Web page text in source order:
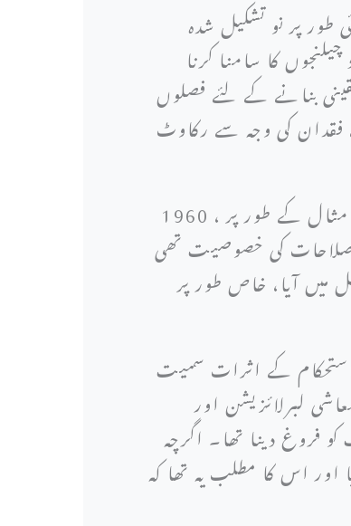
طور پر نو تشکیل شدہ
کا سامنا کرنا
بنانے کے لئے فصلوں
فقدان کی وجہ سے رکاوٹ
ان دہائیوں کے دوران پاکستان کی معیشت نے ترقی اور مشکلات دونوں کے ادوار کا مظاہرہ کیا۔ مثال کے طور پر ، 1960
اصلاحات کی خصوصیت تھی
میں آیا، خاص طور پر
کے اثرات سمیت
کیا۔ 1980 اور 1990 کی دہائیوں میں معاشی لبرلائزیشن اور
فروغ دینا تھا۔ اگرچہ
اور اس کا مطلب یہ تھا کہ